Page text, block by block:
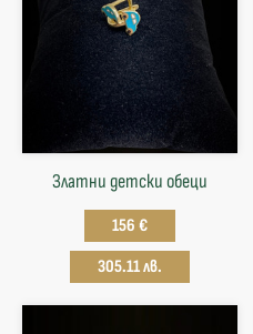
Златни детски обеци
156 €
305.11 лв.